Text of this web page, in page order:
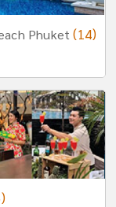
Phuket(14)